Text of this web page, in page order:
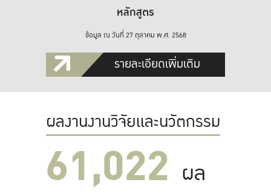
หลักสูตร
ข้อมูล ณ วันที่ 27 ตุลาคม พ.ศ. 2568
รายละเอียดเพิ่มเติม
ผลงานงานวิจัยและนวัตกรรม
61,022 ผล